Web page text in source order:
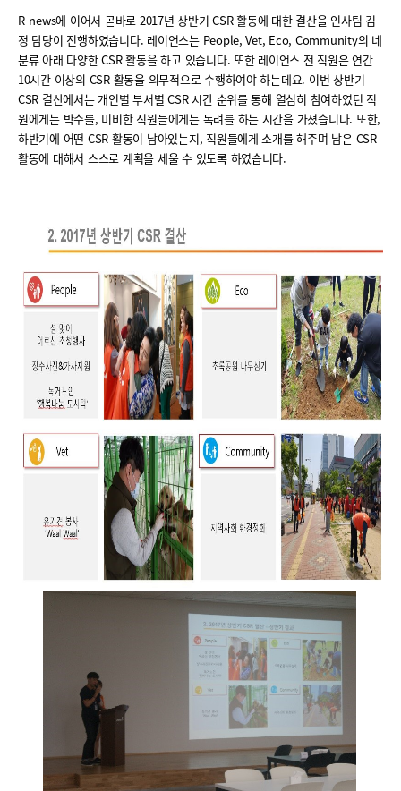
R-news에 이어서 곧바로 2017년 상반기 CSR 활동에 대한 결산을 인사팀 김
정 담당이 진행하였습니다. 레이언스는 People, Vet, Eco, Community의 네
분류 아래 다양한 CSR 활동을 하고 있습니다. 또한 레이언스 전 직원은 연간
10시간 이상의 CSR 활동을 의무적으로 수행하여야 하는데요. 이번 상반기
CSR 결산에서는 개인별 부서별 CSR 시간 순위를 통해 열심히 참여하였던 직
원에게는 박수를, 미비한 직원들에게는 독려를 하는 시간을 가졌습니다. 또한,
하반기에 어떤 CSR 활동이 남아있는지, 직원들에게 소개를 해주며 남은 CSR
활동에 대해서 스스로 계획을 세울 수 있도록 하였습니다.